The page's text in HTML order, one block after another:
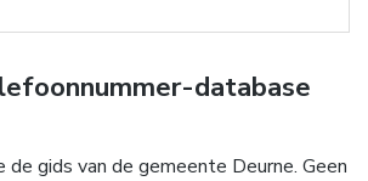
database
de gids van de gemeente Deurne. Geen